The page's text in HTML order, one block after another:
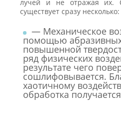
лучей и не отражая их.
существует сразу несколько:
— Механическое
помощью
повышенной
ряд физических
результате чего
сошлифовывается.
хаотичному
обработка